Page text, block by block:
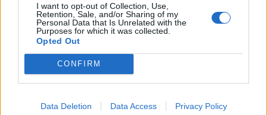
I want to opt-out of Collection, Use,
Retention, Sale, and/or Sharing of my
Personal Data that Is Unrelated with the
Purposes for which it was collected.
Opted Out
CONFIRM
Data Deletion Data Access Privacy Policy